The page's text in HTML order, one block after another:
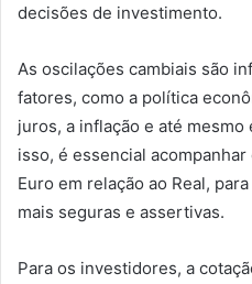
decisões de investimento.
As oscilações cambiais são
fatores, como a política
juros, a inflação e até
isso, é essencial
Euro em relação ao Real,
mais seguras e assertivas.
Para os investidores, a